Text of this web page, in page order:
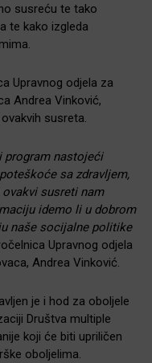
susreću te tako
te kako izgleda
Upravnog odjela za
Andrea Vinković,
susreta.
program nastojeći
sa zdravljem,
susreti nam
idemo li u dobrom
naše socijalne politike
Upravnog odjela
Andrea Vinković.
je i hod za oboljele
Društva multiple
koji će biti upriličen
oboljelima.